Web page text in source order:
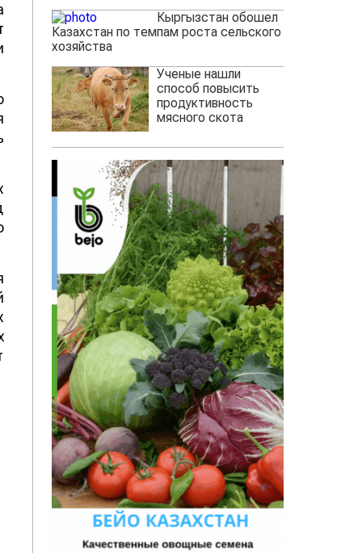
Кыргызстан обошел
Казахстан по темпам роста сельского
хозяйства
Ученые нашли
способ повысить
продуктивность
мясного скота